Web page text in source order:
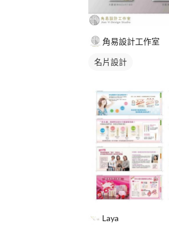
角易設計工作室
名片設計
Laya